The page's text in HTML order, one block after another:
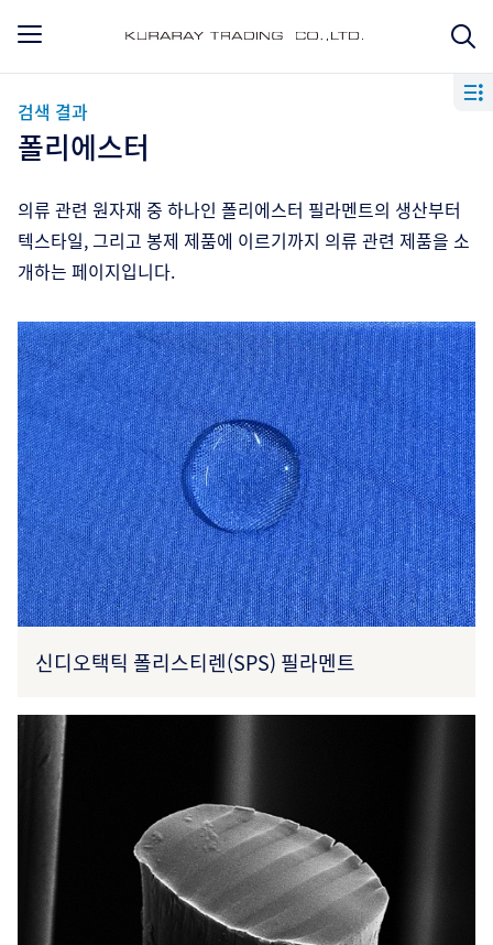
검색 결과
폴리에스터
의류 관련 원자재 중 하나인 폴리에스터 필라멘트의 생산부터
텍스타일, 그리고 봉제 제품에 이르기까지 의류 관련 제품을 소
개하는 페이지입니다.
신디오택틱 폴리스티렌(SPS) 필라멘트